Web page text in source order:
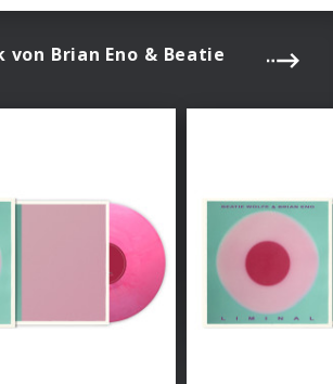
Brian Eno & Beatie